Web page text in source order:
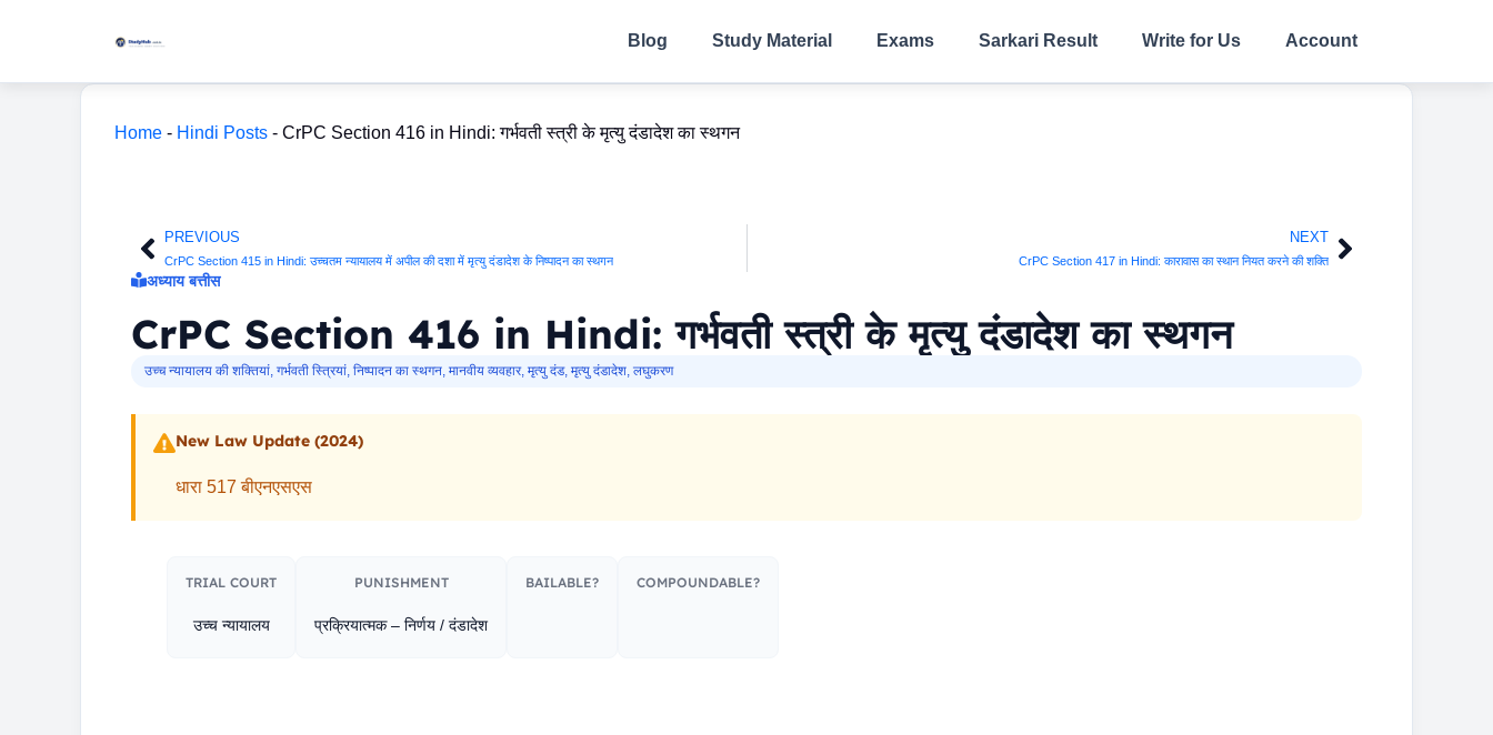
Blog Study Material Exams Sarkari Result Write for Us Account
Home - Hindi Posts - CrPC Section 416 in Hindi: गर्भवती स्त्री के मृत्यु दंडादेश का स्थगन
Prev
PREVIOUS
CrPC Section 415 in Hindi: उच्चतम न्यायालय में अपील की दशा में मृत्यु दंडादेश के निष्पादन का स्थगन
NEXT
CrPC Section 417 in Hindi: कारावास का स्थान नियत करने की शक्तिNext
अध्याय बत्तीस
CrPC Section 416 in Hindi: गर्भवती स्त्री के मृत्यु दंडादेश का स्थगन
उच्च न्यायालय की शक्तियां, गर्भवती स्त्रियां, निष्पादन का स्थगन, मानवीय व्यवहार, मृत्यु दंड, मृत्यु दंडादेश, लघुकरण
New Law Update (2024)
धारा 517 बीएनएसएस
TRIAL COURT
उच्च न्यायालय
PUNISHMENT​
प्रक्रियात्मक – निर्णय / दंडादेश
BAILABLE? COMPOUNDABLE?